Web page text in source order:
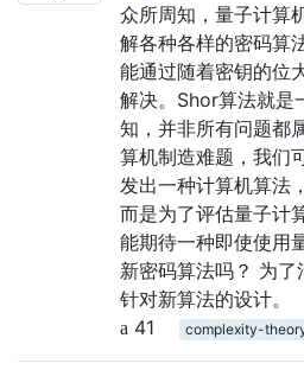
众所周知，量子计算
解各种各样的密码算
能通过随着密钥的位
解决。Shor算法就是
知，并非所有问题都
算机制造难题，我们
发出一种计算机算法
而是为了评估量子计
能期待一种即使使用
新密码算法吗？ 为
针对新算法的设计。
41
complexity-